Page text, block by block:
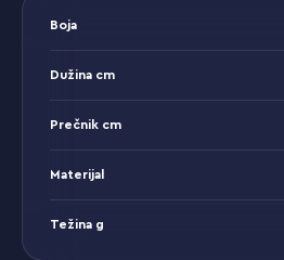
Boja
Dužina cm
Prečnik cm
Materijal
Težina g